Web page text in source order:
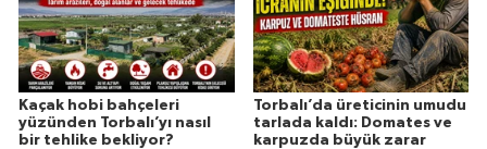
Kaçak hobi bahçeleri
yüzünden Torbalı’yı nasıl
bir tehlike bekliyor?
Torbalı’da üreticinin umudu
tarlada kaldı: Domates ve
karpuzda büyük zarar